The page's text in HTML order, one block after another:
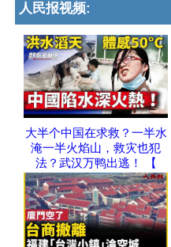
人民报视频:
大半个中国在求救？一半水
淹一半火焰山，救灾也犯
法？武汉万鸭出逃！ 【